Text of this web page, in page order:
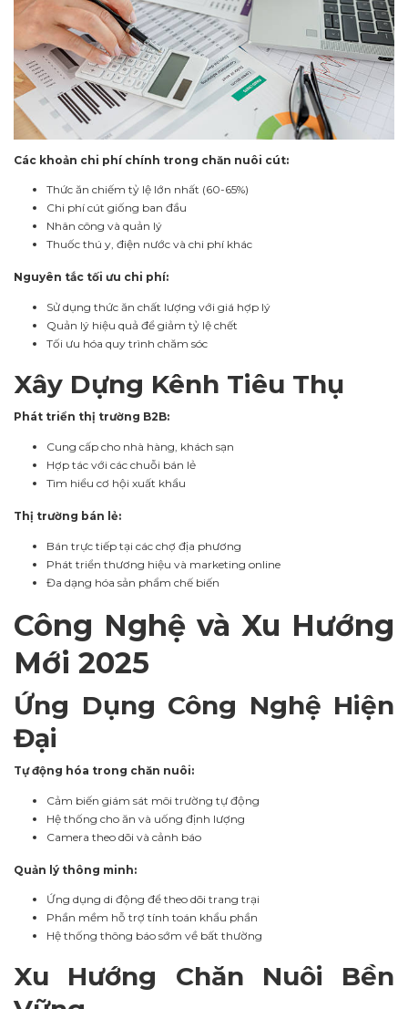
Các khoản chi phí chính trong chăn nuôi cút:
Thức ăn chiếm tỷ lệ lớn nhất (60-65%)
Chi phí cút giống ban đầu
Nhân công và quản lý
Thuốc thú y, điện nước và chi phí khác
Nguyên tắc tối ưu chi phí:
Sử dụng thức ăn chất lượng với giá hợp lý
Quản lý hiệu quả để giảm tỷ lệ chết
Tối ưu hóa quy trình chăm sóc
Xây Dựng Kênh Tiêu Thụ
Phát triển thị trường B2B:
Cung cấp cho nhà hàng, khách sạn
Hợp tác với các chuỗi bán lẻ
Tìm hiểu cơ hội xuất khẩu
Thị trường bán lẻ:
Bán trực tiếp tại các chợ địa phương
Phát triển thương hiệu và marketing online
Đa dạng hóa sản phẩm chế biến
Công Nghệ và Xu Hướng
Mới 2025
Ứng Dụng Công Nghệ Hiện
Đại
Tự động hóa trong chăn nuôi:
Cảm biến giám sát môi trường tự động
Hệ thống cho ăn và uống định lượng
Camera theo dõi và cảnh báo
Quản lý thông minh:
Ứng dụng di động để theo dõi trang trại
Phần mềm hỗ trợ tính toán khẩu phần
Hệ thống thông báo sớm về bất thường
Xu Hướng Chăn Nuôi Bền